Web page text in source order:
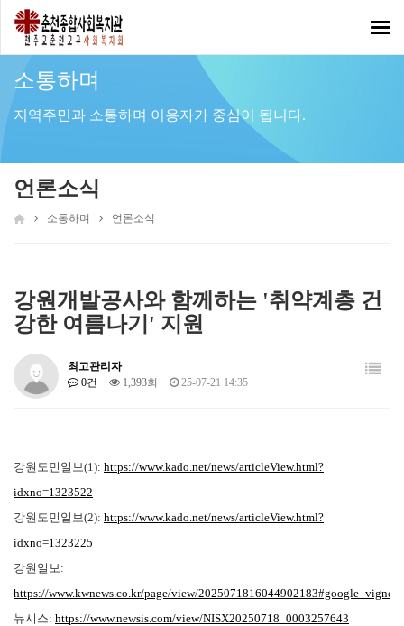
소통하며
지역주민과 소통하며 이용자가 중심이 됩니다.
언론소식
소통하며 언론소식
강원개발공사와 함께하는 '취약계층 건
강한 여름나기' 지원
최고관리자
0건
1,393회 25-07-21 14:35
강원도민일보(1): https://www.kado.net/news/articleView.html?
idxno=1323522
강원도민일보(2): https://www.kado.net/news/articleView.html?
idxno=1323225
강원일보:
https://www.kwnews.co.kr/page/view/
뉴시스: https://www.newsis.com/view/NISX20250718_0003257643